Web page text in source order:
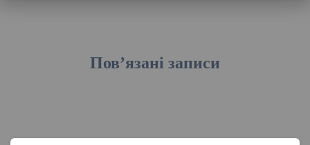
Пов’язані записи